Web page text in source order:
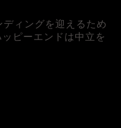
ディングを迎えるため
ピーエンドは中立を